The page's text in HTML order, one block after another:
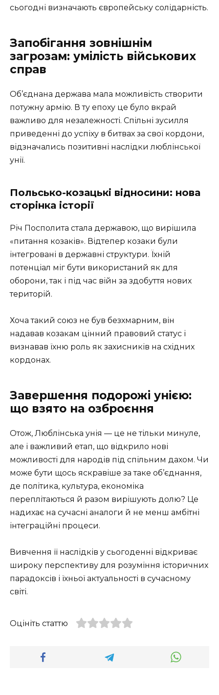
сьогодні визначають європейську солідарність.
Запобігання зовнішнім
загрозам: умілість військових
справ
Об’єднана держава мала можливість створити
потужну армію. В ту епоху це було вкрай
важливо для незалежності. Спільні зусилля
приведенні до успіху в битвах за свої кордони,
відзначались позитивні наслідки люблінської
унії.
Польсько-козацькі відносини: нова
сторінка історії
Річ Посполита стала державою, що вирішила
«питання козаків». Відтепер козаки були
інтегровані в державні структури. Їхній
потенціал міг бути використаний як для
оборони, так і під час війн за здобуття нових
територій.
Хоча такий союз не був безхмарним, він
надавав козакам цінний правовий статус і
визнавав їхню роль як захисників на східних
кордонах.
Завершення подорожі унією:
що взято на озброєння
Отож, Люблінська унія — це не тільки минуле,
але і важливий етап, що відкрило нові
можливості для народів під спільним дахом. Чи
може бути щось яскравіше за таке об’єднання,
де політика, культура, економіка
переплітаються й разом вирішують долю? Це
надихає на сучасні аналоги й не менш амбітні
інтеграційні процеси.
Вивчення її наслідків у сьогоденні відкриває
широку перспективу для розуміння історичних
парадоксів і їхньої актуальності в сучасному
світі.
Оцініть статтю